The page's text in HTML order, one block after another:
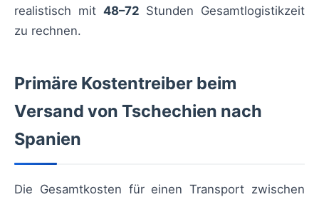
realistisch mit 48–72 Stunden Gesamtlogistikzeit
zu rechnen.
Primäre Kostentreiber beim
Versand von Tschechien nach
Spanien
Die Gesamtkosten für einen Transport zwischen